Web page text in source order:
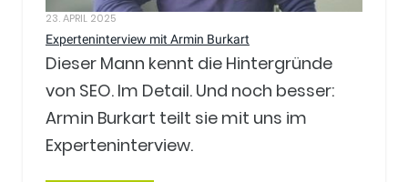
23. APRIL 2025
Experteninterview mit Armin Burkart
Dieser Mann kennt die Hintergründe
von SEO. Im Detail. Und noch besser:
Armin Burkart teilt sie mit uns im
Experteninterview.